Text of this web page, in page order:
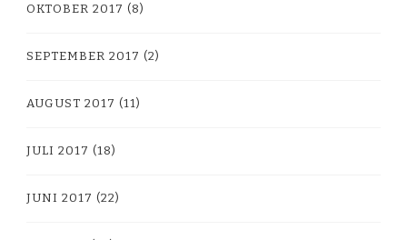
OKTOBER 2017 (8)
SEPTEMBER 2017 (2)
AUGUST 2017 (11)
JULI 2017 (18)
JUNI 2017 (22)